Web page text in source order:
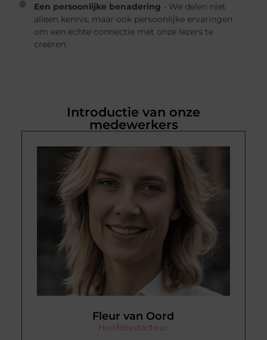
Een persoonlijke benadering - We delen niet
alleen kennis, maar ook persoonlijke ervaringen
om een echte connectie met onze lezers te
creëren.
Introductie van onze
medewerkers
Fleur van Oord
Hoofdredacteur